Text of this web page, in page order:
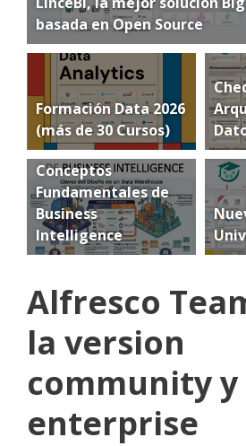
basada en Open Source
Formación Data 2026
(más de 30 Cursos)
Conceptos
Fundamentales de
Business
Intelligence
Alfresco
la version
community y
enterprise